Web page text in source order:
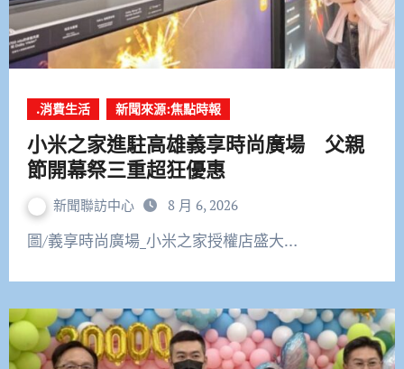
.消費生活 新聞來源:焦點時報
小米之家進駐高雄義享時尚廣場 父親
節開幕祭三重超狂優惠
新聞聯訪中心 8 月 6, 2026
圖/義享時尚廣場_小米之家授權店盛大…